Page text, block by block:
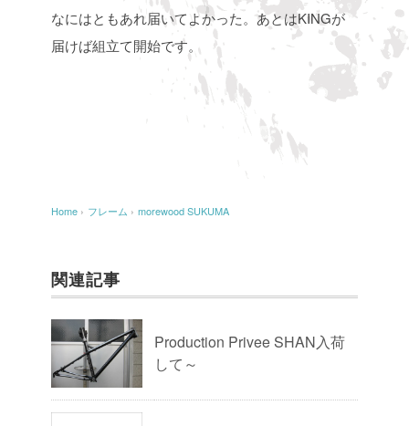
なにはともあれ届いてよかった。あとはKINGが
届けば組立て開始です。
Home › フレーム › morewood SUKUMA
関連記事
Production Privee SHAN入荷
して～